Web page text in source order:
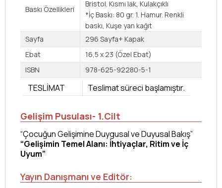
Baskı Özellikleri
Bristol. Kısmı lak, Kulakçıklı
*İç Baskı: 80 gr. 1. Hamur. Renkli
baskı, Kuşe yan kağıt
Sayfa
296 Sayfa+ Kapak
Ebat
16,5 x 23 (Özel Ebat)
ISBN
978-625-92280-5-1
TESLİMAT Teslimat süreci başlamıştır.
Gelişim Pusulası- 1.Cilt
“Çocuğun Gelişimine Duygusal ve Duyusal Bakış”
“Gelişimin Temel Alanı: İhtiyaçlar, Ritim ve İç
Uyum”
Yayın Danışmanı ve Editör: